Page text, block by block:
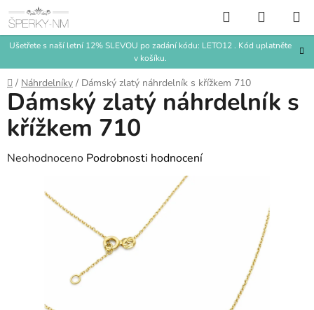
na
obsah
Ušetřete s naší letní 12% SLEVOU po zadání kódu: LETO12 . Kód uplatněte
v košíku.
Hledat
KOŠÍK
Domů
/ Náhrdelníky / Dámský zlatý náhrdelník s křížkem 710
Dámský zlatý náhrdelník s
křížkem 710
Průměrné
produktu
Neohodnoceno Podrobnosti hodnocení